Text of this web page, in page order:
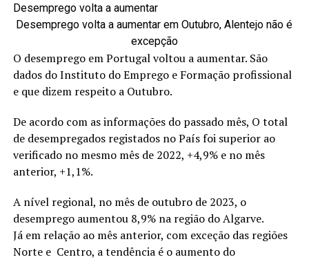
Desemprego volta a aumentar
Desemprego volta a aumentar em Outubro, Alentejo não é
excepção
O desemprego em Portugal voltou a aumentar. São
dados do Instituto do Emprego e Formação profissional
e que dizem respeito a Outubro.
De acordo com as informações do passado mês, O total
de desempregados registados no País foi superior ao
verificado no mesmo mês de 2022, +4,9% e no mês
anterior, +1,1%.
A nível regional, no mês de outubro de 2023, o
desemprego aumentou 8,9% na região do Algarve.
Já em relação ao mês anterior, com exceção das regiões
Norte e Centro, a tendência é o aumento do